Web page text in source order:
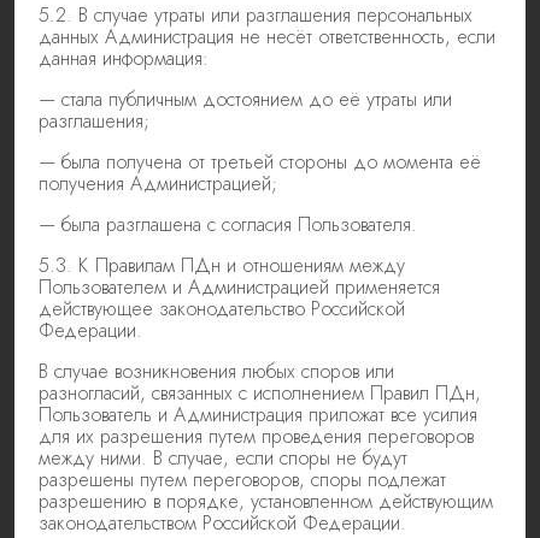
5.2. В случае утраты или разглашения персональных
данных Администрация не несёт ответственность, если
данная информация:
— стала публичным достоянием до её утраты или
разглашения;
— была получена от третьей стороны до момента её
получения Администрацией;
— была разглашена с согласия Пользователя.
5.3. К Правилам ПДн и отношениям между
Пользователем и Администрацией применяется
действующее законодательство Российской
Федерации.
В случае возникновения любых споров или
разногласий, связанных с исполнением Правил ПДн,
Пользователь и Администрация приложат все усилия
для их разрешения путем проведения переговоров
между ними. В случае, если споры не будут
разрешены путем переговоров, споры подлежат
разрешению в порядке, установленном действующим
законодательством Российской Федерации.